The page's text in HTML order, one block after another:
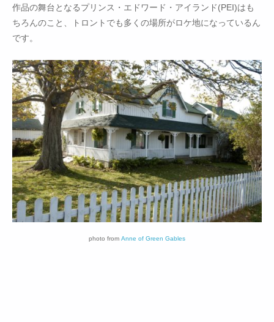
作品の舞台となるプリンス・エドワード・アイランド(PEI)はも
ちろんのこと、トロントでも多くの場所がロケ地になっているん
です。
photo from Anne of Green Gables